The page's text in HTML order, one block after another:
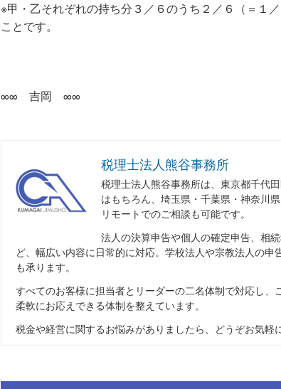
※甲・乙それぞれの持ち分３／６のうち２／６（＝１
ことです。
∞∞ 吉岡 ∞∞
税理士法人熊谷事務所
税理士法人熊谷事務所は、東京都千代
はもちろん、埼玉県・千葉県・神奈川
リモートでのご相談も可能です。
法人の決算申告や個人の確定申告、相
ど、幅広い内容に日常的に対応。学校法人や宗教法人の
も承ります。
すべてのお客様に担当者とリーダーの二名体制で対応し、
柔軟にお応えできる体制を整えています。
税金や経営に関するお悩みがありましたら、どうぞお気軽